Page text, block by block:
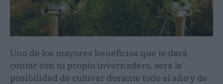
Uno de los mayores beneficios que te dará
contar con tu propio invernadero, será la
posibilidad de cultivar durante todo el año y de